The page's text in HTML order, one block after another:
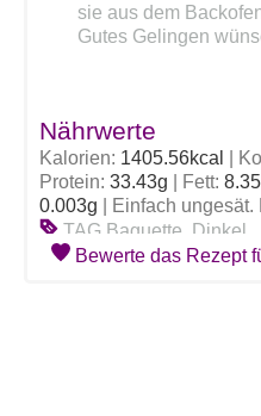
sie aus dem
Gutes Gelingen
Nährwerte
Kalorien: 1405.56kcal
Protein: 33.43g Fett: 8.35
0.003g Einfach ungesät.
TAG Baguette, Dinkel
Bewerte das Rezept